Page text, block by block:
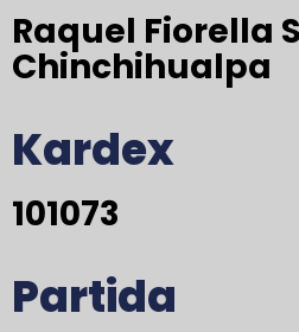
Raquel Fiorella
Chinchihualpa
Kardex
101073
Partida